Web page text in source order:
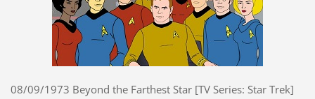
08/09/1973 Beyond the Farthest Star [TV Series: Star Trek]